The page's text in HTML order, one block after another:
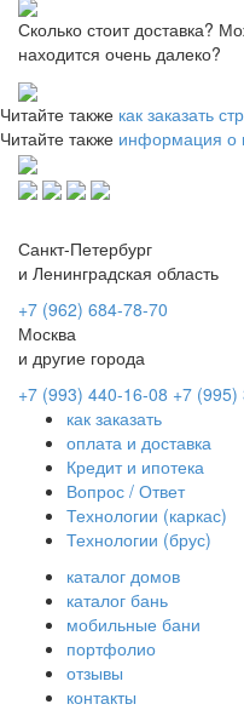
Сколько стоит доставка?
находится очень далеко?
Читайте также как заказать
Читайте также информация о
Санкт-Петербург
и Ленинградская область
+7 (962) 684-78-70
Москва
и другие города
+7 (993) 440-16-08 +7 (995)
как заказать
оплата и доставка
Кредит и ипотека
Вопрос / Ответ
Технологии (каркас)
Технологии (брус)
каталог домов
каталог бань
мобильные бани
портфолио
отзывы
контакты